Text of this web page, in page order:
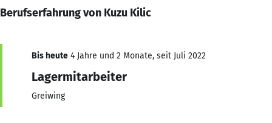
Berufserfahrung von Kuzu Kilic
Bis heute 4 Jahre und 2 Monate, seit Juli 2022
Lagermitarbeiter
Greiwing